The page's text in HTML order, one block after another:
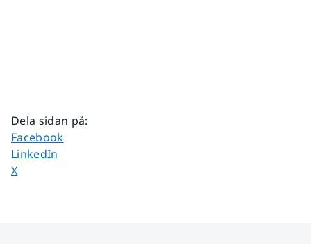
Dela sidan på:
Dela sidan på
Facebook
Dela sidan på
LinkedIn
Dela sidan på
X